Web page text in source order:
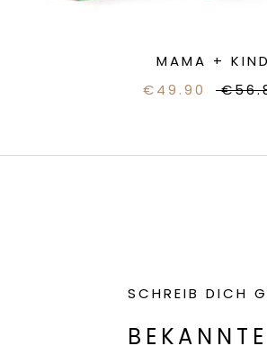
MAMA + KIND
€49.90
SCHREIB DICH